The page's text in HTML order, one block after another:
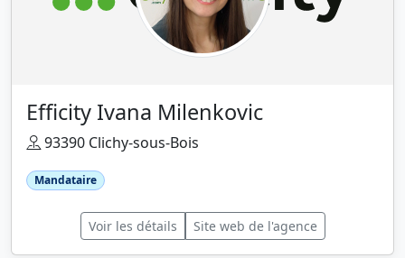
Efficity Ivana Milenkovic
93390 Clichy-sous-Bois
Mandataire
Voir les détails Site web de l'agence